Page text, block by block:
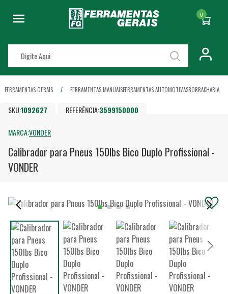
0
FERRAMENTAS GERAIS FERRAMENTAS MANUAISFERRAMENTAS AUTOMOTIVASBORRACHARIA
SKU:1092627 REFERÊNCIA:3599150000
MARCA:VONDER
Calibrador para Pneus 150lbs Bico Duplo Profissional -
VONDER